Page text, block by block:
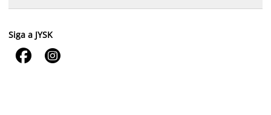
Siga a JYSK
 